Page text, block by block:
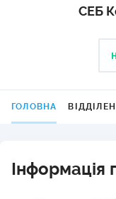
СЕБ
ГОЛОВНА
Інформація